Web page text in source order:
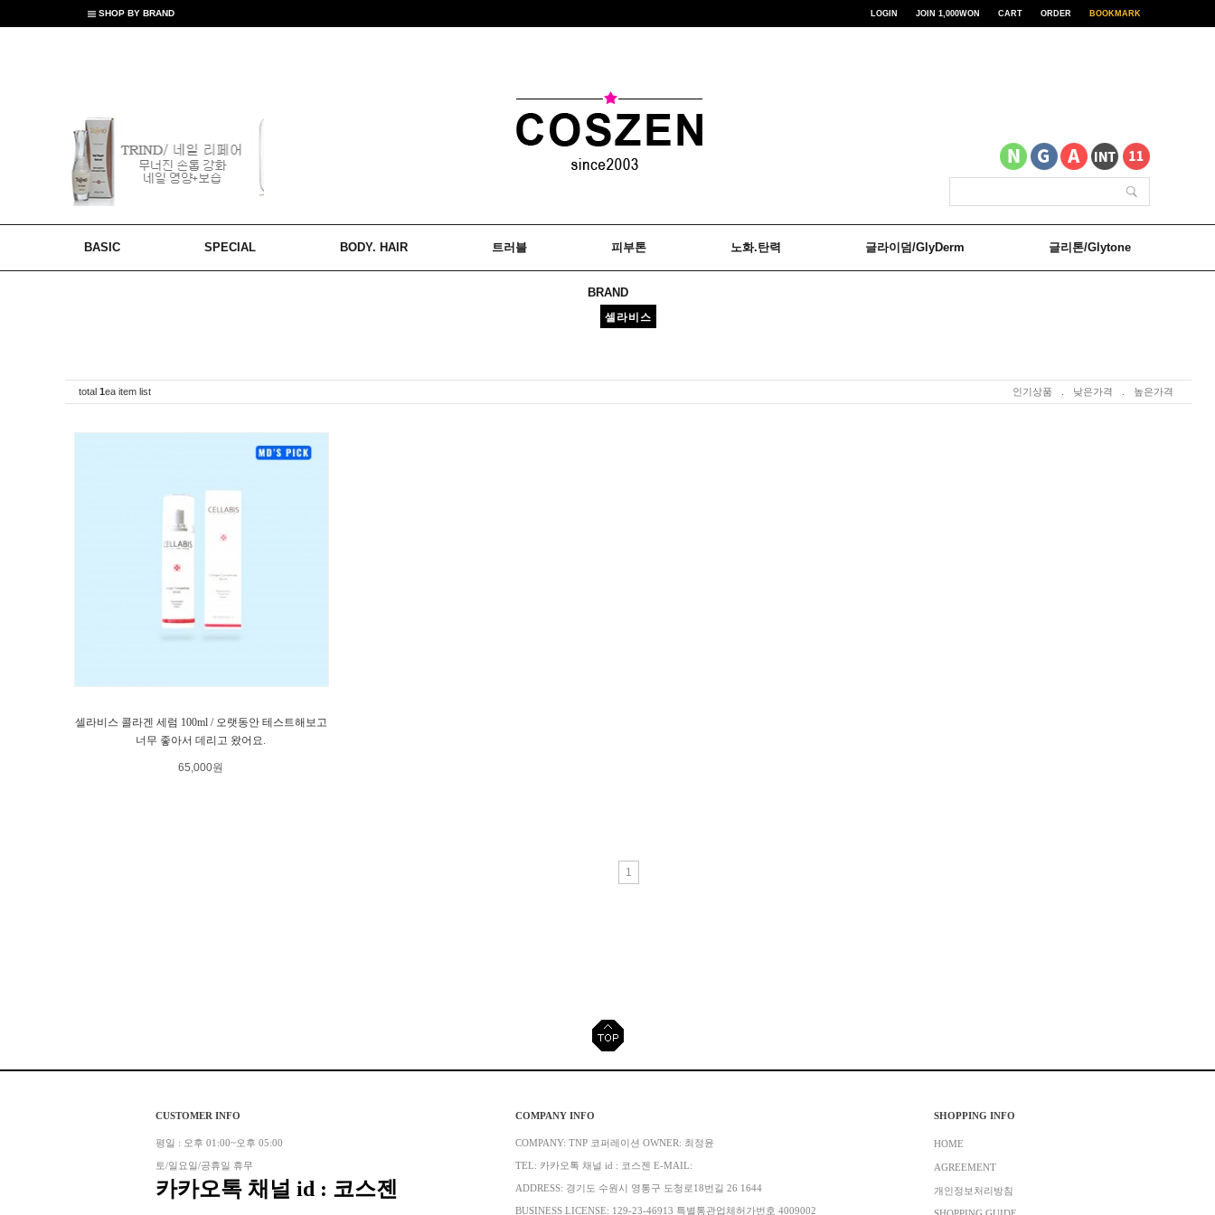
SHOP BY BRAND LOGIN JOIN 1,000WON CART ORDER BOOKMARK
BASIC SPECIAL BODY. HAIR 트러블 피부톤 노화.탄력 글라이덤/GlyDerm 글리톤/Glytone
BRAND
셀라비스
total 1ea item list 인기상품 낮은가격 높은가격
셀라비스 콜라겐 세럼 100ml / 오랫동안 테스트해보고
너무 좋아서 데리고 왔어요.
65,000원
1
CUSTOMER INFO
평일 : 오후 01:00~오후 05:00
토/일요일/공휴일 휴무
카카오톡 채널 id : 코스젠
COMPANY INFO
COMPANY: TNP 코퍼레이션 OWNER: 최정윤
TEL: 카카오톡 채널 id : 코스젠 E-MAIL:
ADDRESS: 경기도 수원시 영통구 도청로18번길 26 1644
BUSINESS LICENSE: 129-23-46913 특별통관업체허가번호 4009002
SHOPPING INFO
HOME
AGREEMENT
개인정보처리방침